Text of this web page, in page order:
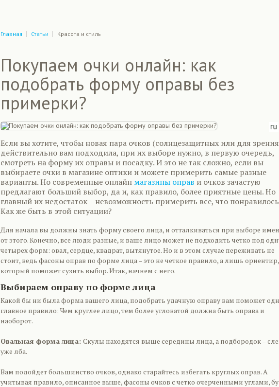
Главная Статьи Красота и стиль
Покупаем очки онлайн: как
подобрать форму оправы без
примерки?
Если вы хотите, чтобы новая пара очков (солнцезащитных или для
действительно вам подходила, при их выборе нужно, в первую очередь,
смотреть на форму их оправы и посадку. И это не так сложно, если вы
выбираете очки в магазине оптики и можете примерить самые разные
варианты. Но современные онлайн магазины оправ и очков зачастую
предлагают больший выбор, да и, как правило, более приятные цены. Но
главный их недостаток – невозможность примерить все, что
Как же быть в этой ситуации?
Для начала вы должны знать форму своего лица, и отталкиваться при выборе
от этого. Конечно, все люди разные, и ваше лицо может не подходить четко под
четырех форм: овал, сердце, квадрат, вытянутое. Но и в этом случае переживать не
стоит, ведь фасоны оправ по форме лица – это не четкое правило, а лишь ориентир,
который поможет сузить выбор. Итак, начнем с него.
Выбираем оправу по форме лица
Какой бы ни была форма вашего лица, подобрать удачную оправу вам поможет
главное правило: Чем круглее лицо, тем более угловатой должна быть оправа и
наоборот.
Овальная форма лица: Скулы находятся выше середины лица, а подбородок –
уже лба.
Вам подойдет большинство очков, однако старайтесь избегать круглых оправ. А
учитывая правило, описанное выше, фасоны очков с четко очерченными углами,